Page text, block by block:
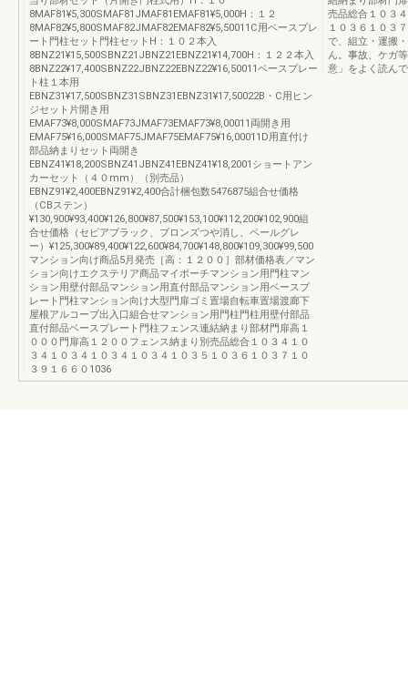
8MAF81¥5,300SMAF81JMAF81EMAF81¥5,000H：１２
8MAF82¥5,800SMAF82JMAF82EMAF82¥5,50011C用ベースプレ
ート門柱セット門柱セットH：１０２本入
8BNZ21¥15,500SBNZ21JBNZ21EBNZ21¥14,700H：１２２本入
8BNZ22¥17,400SBNZ22JBNZ22EBNZ22¥16,50011ベースプレー
ト柱１本用
EBNZ31¥17,500SBNZ31SBNZ31EBNZ31¥17,50022B・C用ヒン
ジセット片開き用
EMAF73¥8,000SMAF73JMAF73EMAF73¥8,00011両開き用
EMAF75¥16,000SMAF75JMAF75EMAF75¥16,00011D用直付け
部品納まりセット両開き
EBNZ41¥18,200SBNZ41JBNZ41EBNZ41¥18,2001ショートアン
カーセット（４０mm）（別売品）
EBNZ91¥2,400EBNZ91¥2,400合計梱包数5476875組合せ価格
（CBステン）
¥130,900¥93,400¥126,800¥87,500¥153,100¥112,200¥102,900組
合せ価格（セピアブラック、ブロンズつや消し、ペールグレ
ー）¥125,300¥89,400¥122,600¥84,700¥148,800¥109,300¥99,500
マンション向け商品5月発売［高：１２００］部材価格表／マン
ション向けエクステリア商品マイポーチマンション用門柱マン
ション用壁付部品マンション用直付部品マンション用ベースプ
レート門柱マンション向け大型門扉ゴミ置場自転車置場渡廊下
屋根アルコーブ出入口組合せマンション用門柱門柱用壁付部品
直付部品ベースプレート門柱フェンス連結納まり部材門扉高１
０００門扉高１２００フェンス納まり別売品総合１０３４１０
３４１０３４１０３４１０３４１０３５１０３６１０３７１０
３９１６６０1036
売品総合１０３
１０３６１０３
で、組立・運搬
ん。事故、ケガ
意」をよく読ん